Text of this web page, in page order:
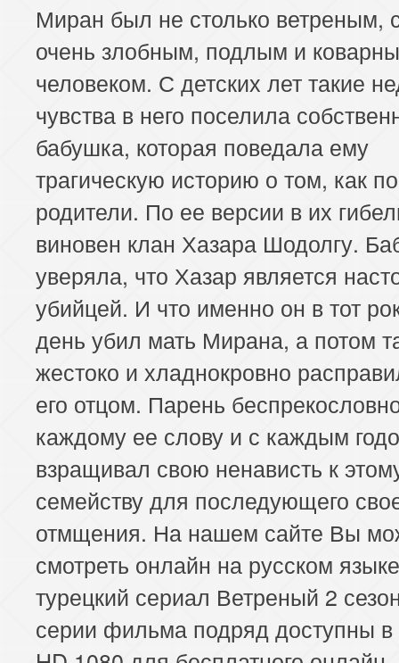
Миран был не столько ветреным,
очень злобным, подлым и
человеком. С детских лет такие
чувства в него поселила
бабушка, которая поведала ему
трагическую историю о том, как
родители. По ее версии в их
виновен клан Хазара Шодолгу.
уверяла, что Хазар является
убийцей. И что именно он в тот
день убил мать Мирана, а потом
жестоко и хладнокровно
его отцом. Парень
каждому ее слову и с каждым
взращивал свою ненависть к
семейству для последующего
отмщения. На нашем сайте Вы
смотреть онлайн на русском языке
турецкий сериал Ветреный 2
серии фильма подряд доступны